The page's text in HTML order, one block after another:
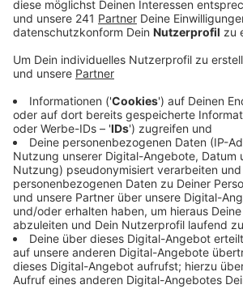
Migration
Anzeige
konsequente Abschiebung ein.
die freiwillige Rückkehr von
Bleiberecht.
DieUnionwill so schnell wie
Aufnahmestopp für Migranten,
einreisen. Wer aus einem EU-
für einen Asylantrag einreisen
Grenze abgewiesen werden.
DieGrünensetzen auf eine faire,
solidarische Verteilung von